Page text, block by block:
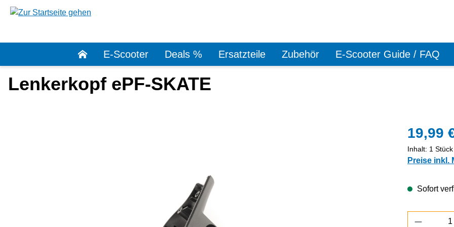
Zur Hauptnavigation springen
E-Scooter Deals % Ersatzteile Zubehör E-Scooter Guide / FAQ
Lenkerkopf ePF-SKATE
19,99
Inhalt: 1 Stück
Preise inkl.
Sofort